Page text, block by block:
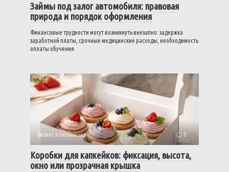
Займы под залог автомобиля: правовая
природа и порядок оформления
Финансовые трудности могут возникнуть внезапно: задержка
заработной платы, срочные медицинские расходы, необходимость
оплаты обучения
Бизнес и экономика 0
Коробки для капкейков: фиксация, высота,
окно или прозрачная крышка